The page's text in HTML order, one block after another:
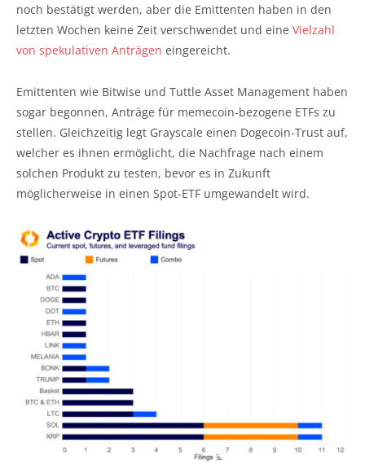
noch bestätigt werden, aber die Emittenten haben in den
letzten Wochen keine Zeit verschwendet und eine Vielzahl
von spekulativen Anträgen eingereicht.
Emittenten wie Bitwise und Tuttle Asset Management haben
sogar begonnen, Anträge für memecoin-bezogene ETFs zu
stellen. Gleichzeitig legt Grayscale einen Dogecoin-Trust auf,
welcher es ihnen ermöglicht, die Nachfrage nach einem
solchen Produkt zu testen, bevor es in Zukunft
möglicherweise in einen Spot-ETF umgewandelt wird.